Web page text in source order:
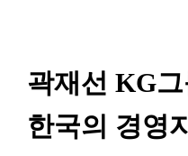
곽재선 KG그
한국의 경영